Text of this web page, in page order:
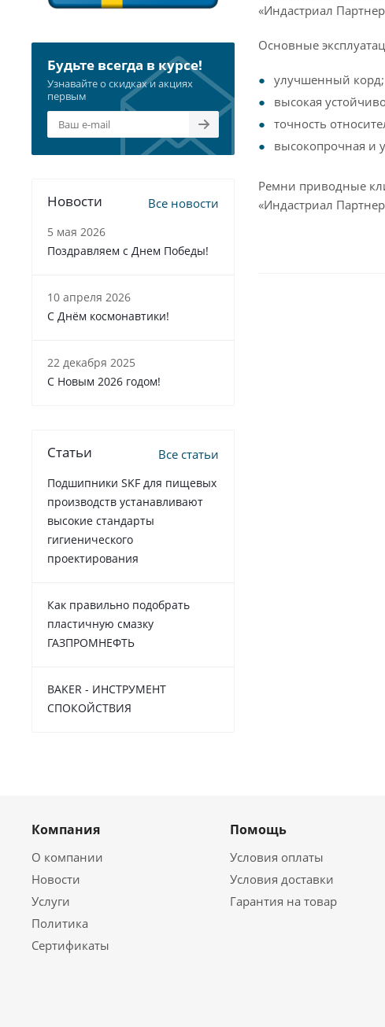
«Индастриал
Основные
улучшенный корд;
высокая
точность
высокопрочная и
Ремни приводные
«Индастриал
Будьте всегда в курсе!
Узнавайте о скидках и акциях
первым
Новости Все новости
5 мая 2026
Поздравляем с Днем Победы!
10 апреля 2026
С Днём космонавтики!
22 декабря 2025
C Новым 2026 годом!
Статьи Все статьи
Подшипники SKF для пищевых
производств устанавливают
высокие стандарты
гигиенического
проектирования
Как правильно подобрать
пластичную смазку
ГАЗПРОМНЕФТЬ
BAKER - ИНСТРУМЕНТ
СПОКОЙСТВИЯ
Компания
О компании
Новости
Услуги
Политика
Сертификаты
Помощь
Условия оплаты
Условия доставки
Гарантия на товар